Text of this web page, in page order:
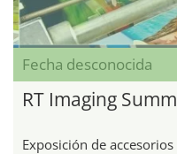
Fecha desconocida
RT Imaging
Exposición de